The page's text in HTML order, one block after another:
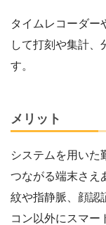
タイムレコーダー
して打刻や集計、
す。
メリット
システムを用いた
つながる端末さえ
紋や指静脈、顔認
コン以外にスマー